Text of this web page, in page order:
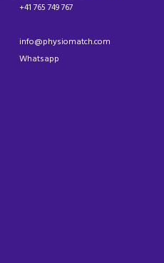
+41 765 749 767
info@physiomatch.com
Whatsapp